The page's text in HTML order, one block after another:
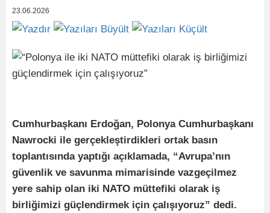
23.06.2026
Cumhurbaşkanı Erdoğan, Polonya Cumhurbaşkanı
Nawrocki ile gerçekleştirdikleri ortak basın
toplantısında yaptığı açıklamada, “Avrupa’nın
güvenlik ve savunma mimarisinde vazgeçilmez
yere sahip olan iki NATO müttefiki olarak iş
birliğimizi güçlendirmek için çalışıyoruz” dedi.